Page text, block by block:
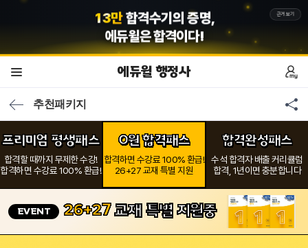
777만 회원의 선택,
에듀윌은 합격이다!
근거보기
에듀윌 행정사
추천패키지
프리미엄 평생패스
합격할 때까지 무제한 수강!
합격하면 수강료 100% 환급!
0원 합격패스
합격하면 수강료 100% 환급!
26+27 교재 특별 지원
합격완성패스
수석 합격자 배출 커리큘럼
합격, 1년이면 충분합니다
EVENT 26+27교재 특별 지원중